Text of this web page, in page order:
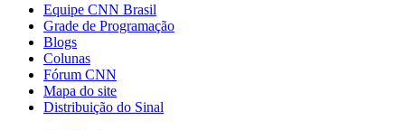
Equipe CNN Brasil
Grade de Programação
Blogs
Colunas
Fórum CNN
Mapa do site
Distribuição do Sinal